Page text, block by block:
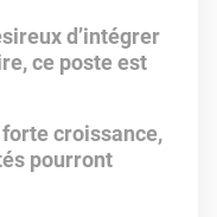
d’intégrer
ce poste est
croissance,
pourront